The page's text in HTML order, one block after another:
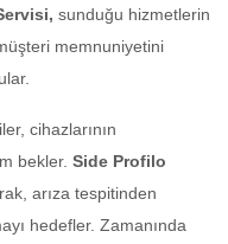
sunduğu hizmetlerin
memnuniyetini
cihazlarının
bekler. Side Profilo
arıza tespitinden
hedefler. Zamanında